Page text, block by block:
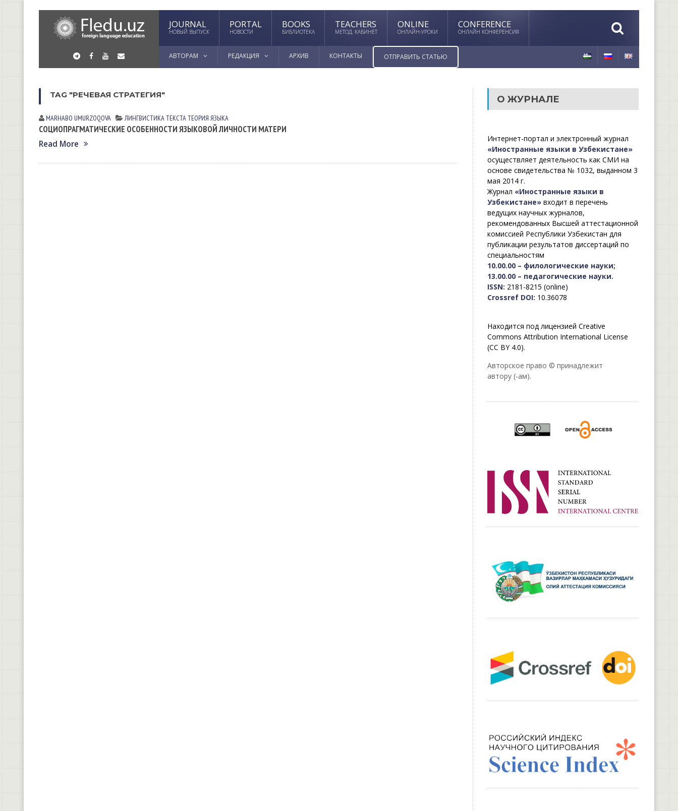
JOURNAL
НОВЫЙ ВЫПУСК
PORTAL
НОВОСТИ
BOOKS
БИБЛИОТЕКА
TEACHERS
МЕТОД. КАБИНЕТ
ONLINE
ОНЛАЙН-УРОКИ
CONFERENCE
ОНЛАЙН КОНФЕРЕНСИЯ
АВТОРАМ РЕДАКЦИЯ АРХИВ КОНТАКТЫ ОТПРАВИТЬ СТАТЬЮ
TAG "РЕЧЕВАЯ СТРАТЕГИЯ"
MARHABO UMURZOQOVA ЛИНГВИСТИКА ТЕКСТАТЕОРИЯ ЯЗЫКА
СОЦИОПРАГМАТИЧЕСКИЕ ОСОБЕННОСТИ ЯЗЫКОВОЙ ЛИЧНОСТИ МАТЕРИ
Read More
О ЖУРНАЛЕ
Интернет-портал и электронный журнал
«Иностранные языки в Узбекистане»
осуществляет деятельность как СМИ на
основе свидетельства № 1032, выданном 3
мая 2014 г.
Журнал «Иностранные языки в
Узбекистане»входит в перечень
ведущих научных журналов,
рекомендованных Высшей аттестационной
комиссией Республики Узбекистан для
публикации результатов диссертаций по
специальностям
10.00.00 – филологические науки;
13.00.00 – педагогические науки.
ISSN: 2181-8215 (online)
Crossref DOI: 10.36078
Находится под лицензией Creative
Commons Attribution International License
(CC BY 4.0).
Авторское право © принадлежит
автору (-ам).